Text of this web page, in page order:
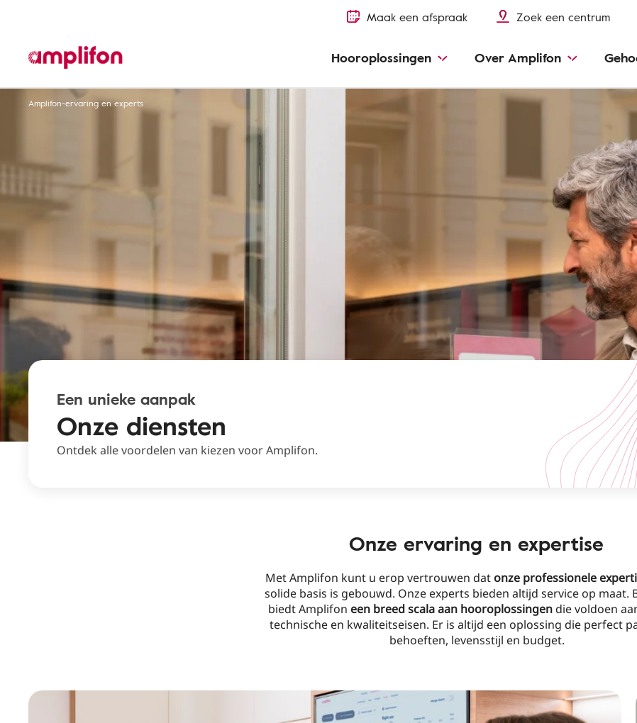
Maak een afspraak Zoek een centrum
Hooroplossingen Over Amplifon
Amplifon-ervaring en experts
Een unieke aanpak
Onze diensten
Ontdek alle voordelen van kiezen voor Amplifon.
Onze ervaring en expertise
Met Amplifon kunt u erop vertrouwen dat onze professionele
solide basis is gebouwd. Onze experts bieden altijd service op maat.
biedt Amplifon een breed scala aan hooroplossingendie voldoen
technische en kwaliteitseisen. Er is altijd een oplossing die perfect
behoeften, levensstijl en budget.